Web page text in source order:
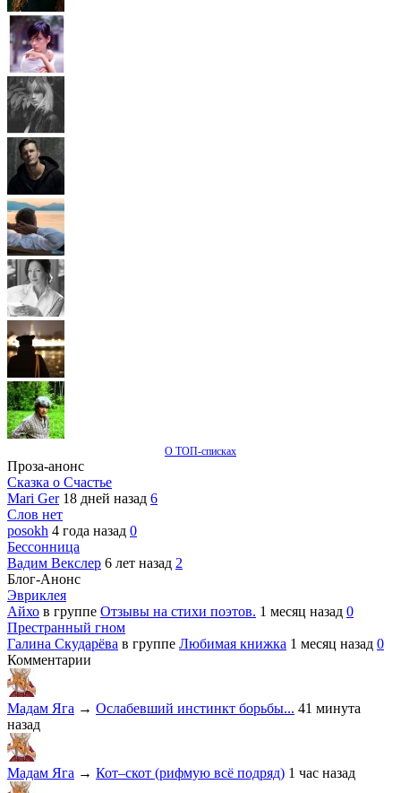
О ТОП-списках
Проза-анонс
Сказка о Счастье
Mari Ger 18 дней назад 6
Слов нет
posokh 4 года назад 0
Бессонница
Вадим Векслер 6 лет назад 2
Блог-Анонс
Эвриклея
Айхо в группе Отзывы на стихи поэтов. 1 месяц назад 0
Престранный гном
Галина Скударёва в группе Любимая книжка 1 месяц назад 0
Комментарии
Мадам Яга → Ослабевший инстинкт борьбы... 41 минута
назад
Мадам Яга → Кот–скот (рифмую всё подряд) 1 час назад